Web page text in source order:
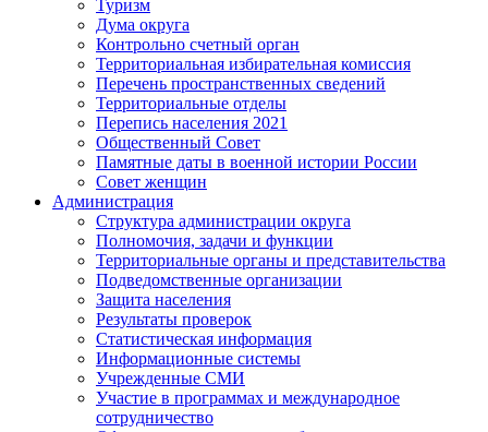
Туризм
Дума округа
Контрольно счетный орган
Территориальная избирательная комиссия
Перечень пространственных сведений
Территориальные отделы
Перепись населения 2021
Общественный Совет
Памятные даты в военной истории России
Совет женщин
Администрация
Структура администрации округа
Полномочия, задачи и функции
Территориальные органы и представительства
Подведомственные организации
Защита населения
Результаты проверок
Статистическая информация
Информационные системы
Учрежденные СМИ
Участие в программах и международное
сотрудничество